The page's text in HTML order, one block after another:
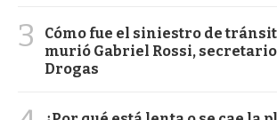
3
Cómo fue el siniestro de
murió Gabriel Rossi,
Drogas